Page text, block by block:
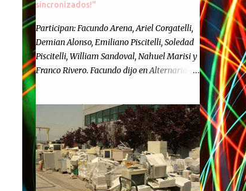
sincronizados!"
Participan: Facundo Arena, Ariel Corgatelli,
Demian Alonso, Emiliano Piscitelli, Soledad
Piscitelli, William Sandoval, Nahuel Marisi y
Franco Rivero. Facundo dijo en Alternaria :
Finalmente, hemos llegado a los cincuenta
Cincuenta ocasiones para ponernos en
contacto con ustedes y contarles las noticias
de tecnología más importantes, desde
nuestra propia óptica: un punto de vista
independiente e informal.Para festejarlo, se
nos ocurrió que estemos todos juntos; y